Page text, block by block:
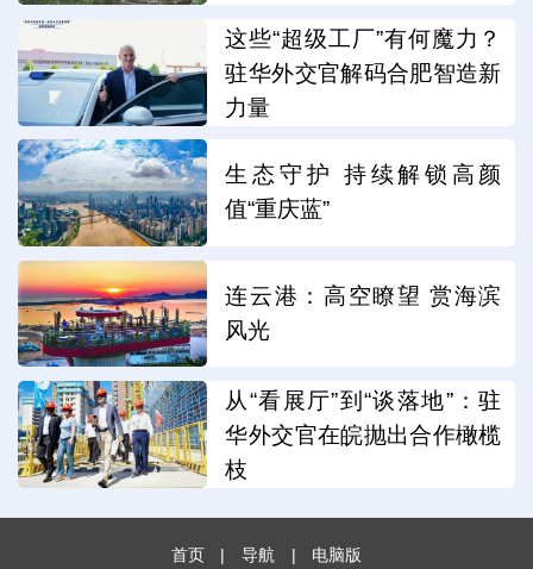
这些“超级工厂”有何魔力？
驻华外交官解码合肥智造新
力量
生态守护 持续解锁高颜
值“重庆蓝”
连云港：高空瞭望 赏海滨
风光
从“看展厅”到“谈落地”：驻
华外交官在皖抛出合作橄榄
枝
首页 | 导航 | 电脑版